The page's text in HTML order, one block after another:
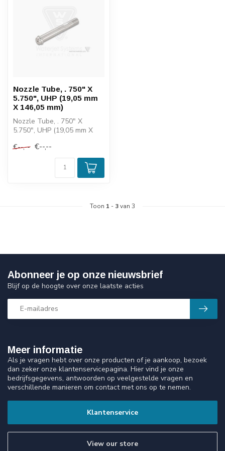
Nozzle Tube, . 750" X
5.750", UHP (19,05 mm
X 146,05 mm)
Nozzle Tube, . 750" X
5.750", UHP (19,05 mm X
€--,-- €--,--
Toon 1 - 3van 3
Meer informatie
Als je vragen hebt over onze producten of je aankoop, bezoek
dan zeker onze klantenservicepagina. Hier vind je onze
bedrijfsgegevens, antwoorden op veelgestelde vragen en
verschillende manieren om contact met ons op te nemen.
Klantenservice
View our store
Abonneer je op onze nieuwsbrief
Blijf op de hoogte over onze laatste acties